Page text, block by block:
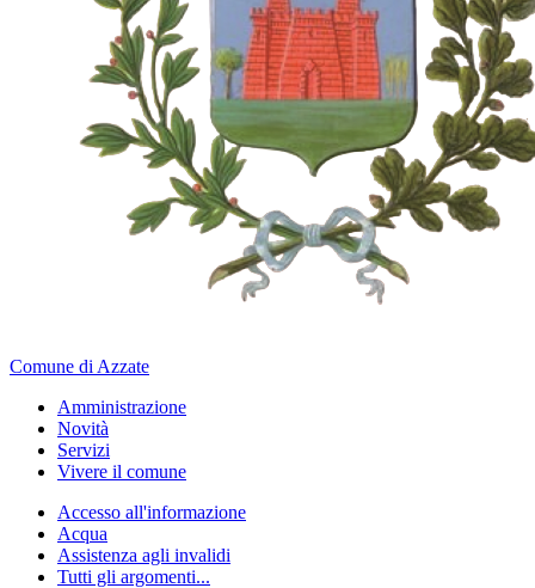
Comune di Azzate
Amministrazione
Novità
Servizi
Vivere il comune
Accesso all'informazione
Acqua
Assistenza agli invalidi
Tutti gli argomenti...